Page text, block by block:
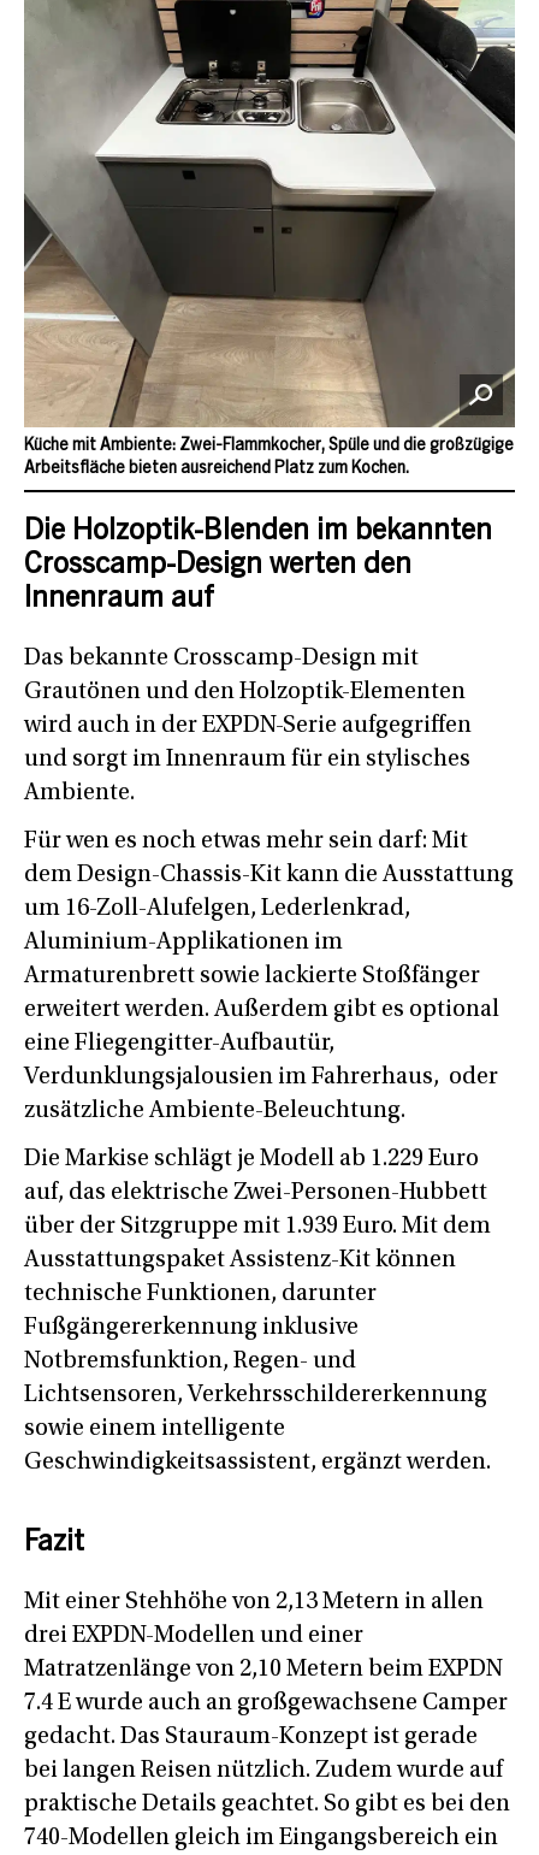
Die Holzoptik-Blenden im bekannten
Crosscamp-Design werten den
Innenraum auf
Das bekannte Crosscamp-Design mit
Grautönen und den Holzoptik-Elementen
wird auch in der EXPDN-Serie aufgegriffen
und sorgt im Innenraum für ein stylisches
Ambiente.
Für wen es noch etwas mehr sein darf: Mit
dem Design-Chassis-Kit kann die Ausstattung
um 16-Zoll-Alufelgen, Lederlenkrad,
Aluminium-Applikationen im
Armaturenbrett sowie lackierte Stoßfänger
erweitert werden. Außerdem gibt es optional
eine Fliegengitter-Aufbautür,
Verdunklungsjalousien im Fahrerhaus, oder
zusätzliche Ambiente-Beleuchtung.
Die Markise schlägt je Modell ab 1.229 Euro
auf, das elektrische Zwei-Personen-Hubbett
über der Sitzgruppe mit 1.939 Euro. Mit dem
Ausstattungspaket Assistenz-Kit können
technische Funktionen, darunter
Fußgängererkennung inklusive
Notbremsfunktion, Regen- und
Lichtsensoren, Verkehrsschildererkennung
sowie einem intelligente
Geschwindigkeitsassistent, ergänzt werden.
Küche mit Ambiente: Zwei-Flammkocher, Spüle und die großzügige
Arbeitsfläche bieten ausreichend Platz zum Kochen.
Fazit
Mit einer Stehhöhe von 2,13 Metern in allen
drei EXPDN-Modellen und einer
Matratzenlänge von 2,10 Metern beim EXPDN
7.4 E wurde auch an großgewachsene Camper
gedacht. Das Stauraum-Konzept ist gerade
bei langen Reisen nützlich. Zudem wurde auf
praktische Details geachtet. So gibt es bei den
740-Modellen gleich im Eingangsbereich ein